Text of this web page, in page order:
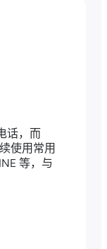
话，而
使用常用
等，与